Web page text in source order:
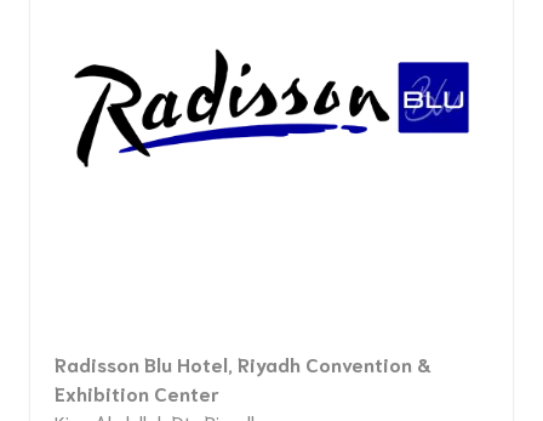
Radisson Blu Hotel, Riyadh Convention &
Exhibition Center